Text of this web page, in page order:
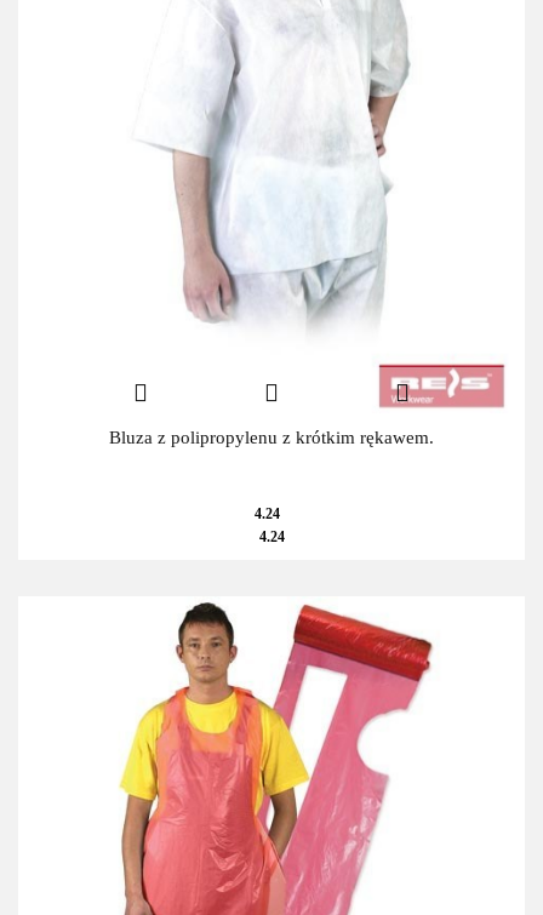
Bluza z polipropylenu z krótkim rękawem.
4.24
4.24